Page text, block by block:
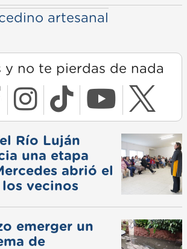
artesanal
y no te pierdas de nada
Río Luján
una etapa
abrió el
vecinos
emerger un
de